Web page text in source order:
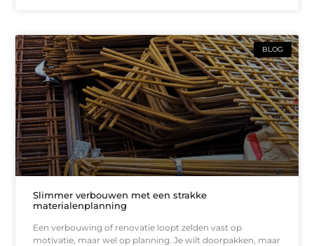
BLOG
Slimmer verbouwen met een strakke
materialenplanning
Een verbouwing of renovatie loopt zelden vast op
motivatie, maar wel op planning. Je wilt doorpakken, maar